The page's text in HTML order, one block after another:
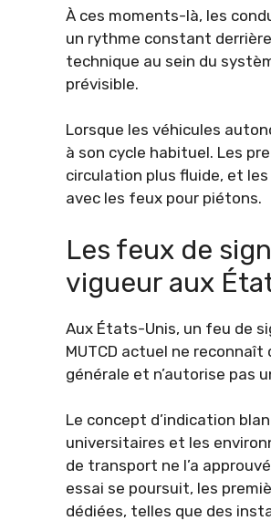
À ces moments-là, les
un rythme constant
technique au sein du
prévisible.
Lorsque les véhicules
à son cycle habituel. Les
circulation plus fluide, et
avec les feux pour piétons.
Les feux de
vigueur aux
Aux États-Unis, un feu de
MUTCD actuel ne
générale et n’autorise pas
Le concept d’indication
universitaires et les
de transport ne l’a
essai se poursuit, les
dédiées, telles que des